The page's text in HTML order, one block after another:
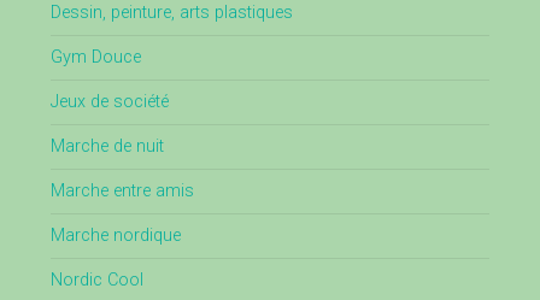
Dessin, peinture, arts plastiques
Gym Douce
Jeux de société
Marche de nuit
Marche entre amis
Marche nordique
Nordic Cool